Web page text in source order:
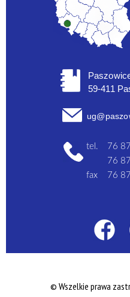
59-411
tel.
76
76
fax
76
© Wszelkie prawa